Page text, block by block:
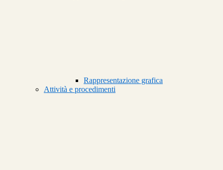
Rappresentazione grafica
Attività e procedimenti